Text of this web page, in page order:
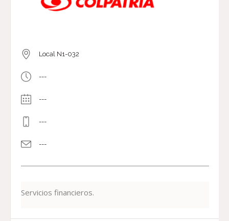
Local N1-032
---
---
---
---
Servicios financieros.